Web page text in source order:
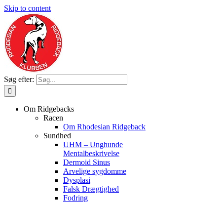
Skip to content
Søg efter:
Om Ridgebacks
Racen
Om Rhodesian Ridgeback
Sundhed
UHM – Unghunde
Mentalbeskrivelse
Dermoid Sinus
Arvelige sygdomme
Dysplasi
Falsk Drægtighed
Fodring